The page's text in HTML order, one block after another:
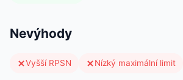
Nevýhody
Vyšší RPSN Nízký maximální limit